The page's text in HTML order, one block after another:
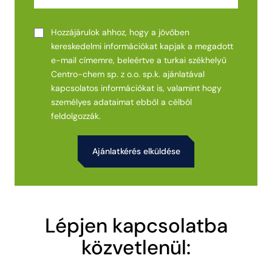
Hozzájárulok ahhoz, hogy a jövőben
kereskedelmi információkat kapjak a megadott
e-mail címemre, beleértve a turkai székhelyű
Centro-chem sp. z o.o. sp.k. ajánlatával
kapcsolatos információkat is, valamint hogy
személyes adataimat ebből a célból
feldolgozzák.
Lépjen kapcsolatba
közvetlenül: